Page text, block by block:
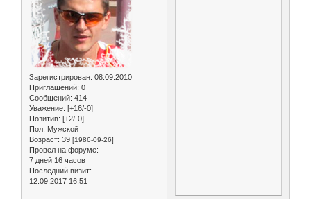
Зарегистрирован: 08.09.2010
Приглашений: 0
Сообщений: 414
Уважение: [+16/-0]
Позитив: [+2/-0]
Пол: Мужской
Возраст: 39 [1986-09-26]
Провел на форуме:
7 дней 16 часов
Последний визит:
12.09.2017 16:51